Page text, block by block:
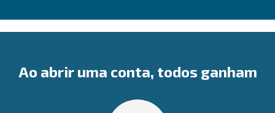
Ao abrir uma conta, todos ganham